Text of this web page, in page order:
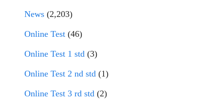
News (2,203)
Online Test (46)
Online Test 1 std (3)
Online Test 2 nd std (1)
Online Test 3 rd std (2)